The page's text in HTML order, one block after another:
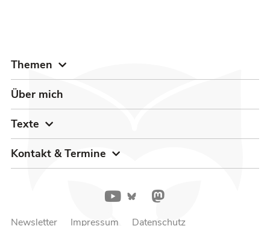
Themen
Über mich
Texte
Kontakt & Termine
Newsletter Impressum Datenschutz